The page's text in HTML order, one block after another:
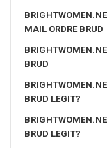
MAIL ORDRE BRUD
BRUD
BRUD LEGIT?
BRUD LEGIT?